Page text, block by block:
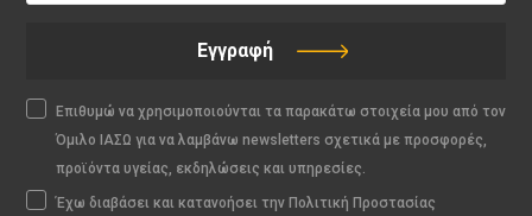
Εγγραφή
Επιθυμώ να χρησιμοποιούνται τα παρακάτω στοιχεία μου από τον
Όμιλο ΙΑΣΩ για να λαμβάνω newsletters σχετικά με προσφορές,
προϊόντα υγείας, εκδηλώσεις και υπηρεσίες.
Έχω διαβάσει και κατανοήσει την Πολιτική Προστασίας